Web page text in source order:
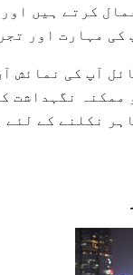
کرتے ہیں
مہارت اور
آپ کی نمائش
ممکنہ نگہداشت
نکلنے کے لئے